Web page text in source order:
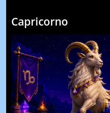
Capricorno